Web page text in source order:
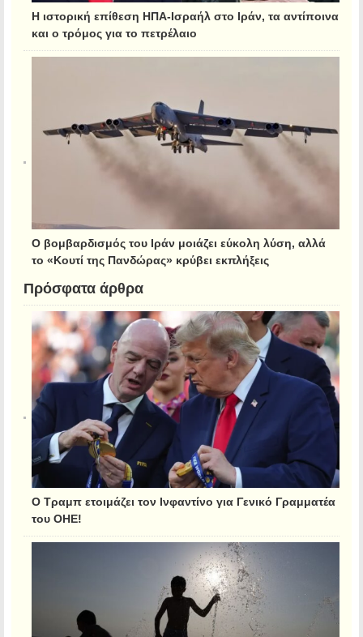
Η ιστορική επίθεση ΗΠΑ-Ισραήλ στο Ιράν, τα αντίποινα
και ο τρόμος για το πετρέλαιο
Ο βομβαρδισμός του Ιράν μοιάζει εύκολη λύση, αλλά
το «Κουτί της Πανδώρας» κρύβει εκπλήξεις
Πρόσφατα άρθρα
Ο Τραμπ ετοιμάζει τον Ινφαντίνο για Γενικό Γραμματέα
του ΟΗΕ!